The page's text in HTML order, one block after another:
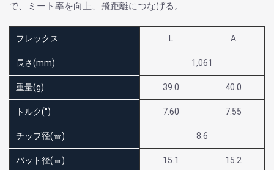
で、ミート率を向上、飛距離につなげる。
フレックス L A
長さ(mm) 1,061
重量(g) 39.0 40.0
トルク(°) 7.60 7.55
チップ径(㎜) 8.6
バット径(㎜) 15.1 15.2